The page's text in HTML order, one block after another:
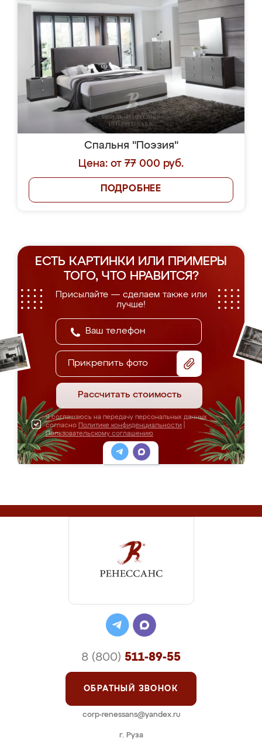
Спальня "Поэзия"
Цена: от 77 000 руб.
ПОДРОБНЕЕ
ЕСТЬ КАРТИНКИ ИЛИ ПРИМЕРЫ
ТОГО, ЧТО НРАВИТСЯ?
Присылайте — сделаем также или
лучше!
Прикрепить фото
Рассчитать стоимость
Я соглашаюсь на передачу персональных данных
согласно Политике конфиденциальности
Пользовательскому соглашению
г. Руза
8 (800) 511-89-55
ОБРАТНЫЙ ЗВОНОК
corp-renessans@yandex.ru